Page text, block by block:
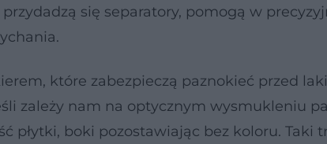
się separatory, pomogą w
które zabezpieczą paznokieć przed
zależy nam na optycznym wysmukleniu
płytki, boki pozostawiając bez koloru. Taki